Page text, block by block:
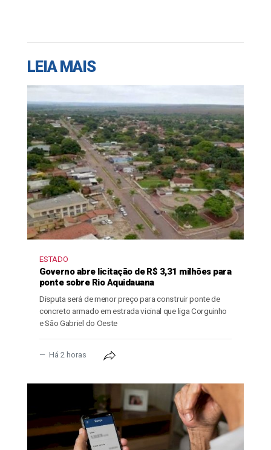
LEIA MAIS
ESTADO
Governo abre licitação de R$ 3,31 milhões para
ponte sobre Rio Aquidauana
Disputa será de menor preço para construir ponte de
concreto armado em estrada vicinal que liga Corguinho
e São Gabriel do Oeste
Há 2 horas